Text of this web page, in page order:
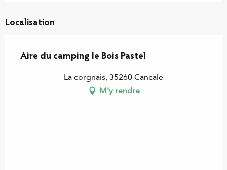
Localisation
Aire du camping le Bois Pastel
La corgnais, 35260 Cancale
M'y rendre